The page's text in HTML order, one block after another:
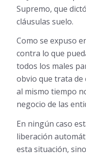
Supremo, que
cláusulas suelo.
Como se expuso
contra lo que
todos los males
obvio que trata de
al mismo tiempo
negocio de las
En ningún caso
liberación
esta situación,